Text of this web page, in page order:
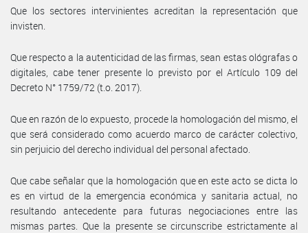
Que los sectores intervinientes acreditan la representación que
invisten.
Que respecto a la autenticidad de las firmas, sean estas ológrafas o
digitales, cabe tener presente lo previsto por el Artículo 109 del
Decreto N° 1759/72 (t.o. 2017).
Que en razón de lo expuesto, procede la homologación del mismo, el
que será considerado como acuerdo marco de carácter colectivo,
sin perjuicio del derecho individual del personal afectado.
Que cabe señalar que la homologación que en este acto se dicta lo
es en virtud de la emergencia económica y sanitaria actual, no
resultando antecedente para futuras negociaciones entre las
mismas partes. Que la presente se circunscribe estrictamente al